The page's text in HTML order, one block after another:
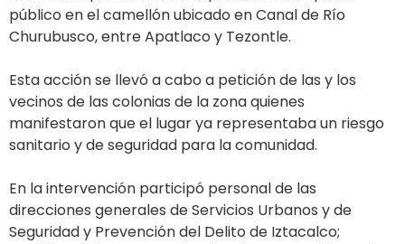
público en el camellón ubicado en Canal de Río
Churubusco, entre Apatlaco y Tezontle.
Esta acción se llevó a cabo a petición de las y los
vecinos de las colonias de la zona quienes
manifestaron que el lugar ya representaba un riesgo
sanitario y de seguridad para la comunidad.
En la intervención participó personal de las
direcciones generales de Servicios Urbanos y de
Seguridad y Prevención del Delito de Iztacalco;